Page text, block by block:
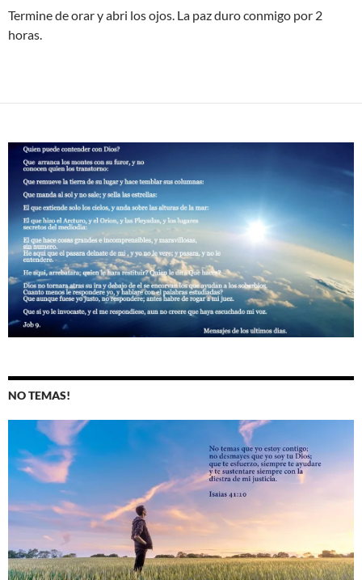
Termine de orar y abri los ojos. La paz duro conmigo por 2
horas.
NO TEMAS!